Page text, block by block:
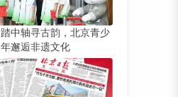
踏中轴寻古韵，北京青少
年邂逅非遗文化